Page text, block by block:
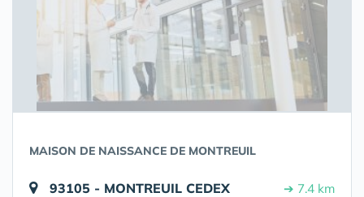
MAISON DE NAISSANCE DE MONTREUIL
93105 - MONTREUIL CEDEX ➔ 7.4 km